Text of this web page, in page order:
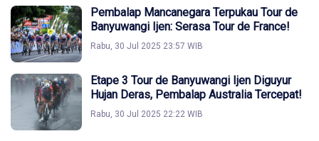
Pembalap Mancanegara Terpukau Tour de
Banyuwangi Ijen: Serasa Tour de France!
Rabu, 30 Jul 2025 23:57 WIB
Etape 3 Tour de Banyuwangi Ijen Diguyur
Hujan Deras, Pembalap Australia Tercepat!
Rabu, 30 Jul 2025 22:22 WIB